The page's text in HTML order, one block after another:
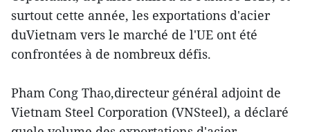
surtout cette année, les exportations d'acier
duVietnam vers le marché de l'UE ont été
confrontées à de nombreux défis.
Pham Cong Thao,directeur général adjoint de
Vietnam Steel Corporation (VNSteel), a déclaré